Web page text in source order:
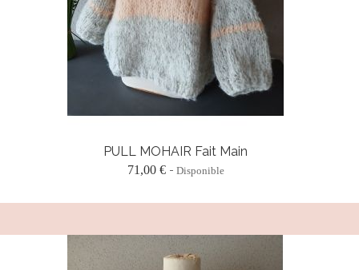
PULL MOHAIR Fait Main
71,00 € Disponible